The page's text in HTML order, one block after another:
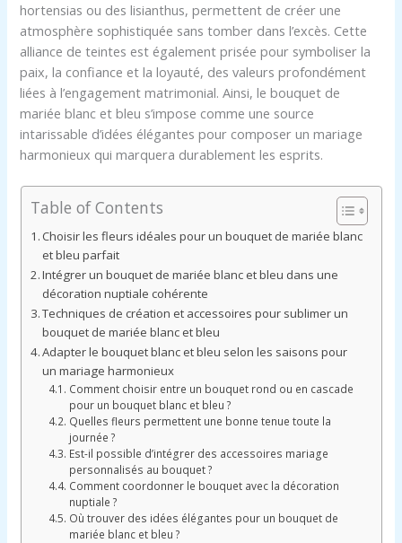
hortensias ou des lisianthus, permettent de créer une
atmosphère sophistiquée sans tomber dans l’excès. Cette
alliance de teintes est également prisée pour symboliser la
paix, la confiance et la loyauté, des valeurs profondément
liées à l’engagement matrimonial. Ainsi, le bouquet de
mariée blanc et bleu s’impose comme une source
intarissable d’idées élégantes pour composer un mariage
harmonieux qui marquera durablement les esprits.
Table of Contents
Choisir les fleurs idéales pour un bouquet de mariée blanc
et bleu parfait
Intégrer un bouquet de mariée blanc et bleu dans une
décoration nuptiale cohérente
Techniques de création et accessoires pour sublimer un
bouquet de mariée blanc et bleu
Adapter le bouquet blanc et bleu selon les saisons pour
un mariage harmonieux
Comment choisir entre un bouquet rond ou en cascade
pour un bouquet blanc et bleu ?
Quelles fleurs permettent une bonne tenue toute la
journée ?
Est-il possible d’intégrer des accessoires mariage
personnalisés au bouquet ?
Comment coordonner le bouquet avec la décoration
nuptiale ?
Où trouver des idées élégantes pour un bouquet de
mariée blanc et bleu ?